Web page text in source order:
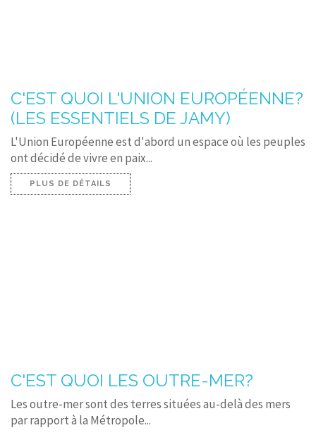
C'EST QUOI L'UNION EUROPÉENNE?
(LES ESSENTIELS DE JAMY)
L'Union Européenne est d'abord un espace où les peuples
ont décidé de vivre en paix...
PLUS DE DÉTAILS
C'EST QUOI LES OUTRE-MER?
Les outre-mer sont des terres situées au-delà des mers
par rapport à la Métropole...